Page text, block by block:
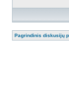
Pagrindinis diskusijų